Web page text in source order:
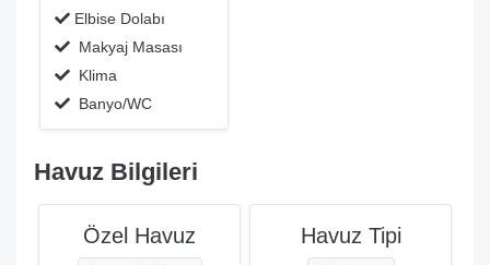
Elbise Dolabı
Makyaj Masası
Klima
Banyo/WC
Havuz Bilgileri
Özel Havuz Havuz Tipi